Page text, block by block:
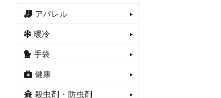
アパレル
暖冷
手袋
健康
殺虫剤・防虫剤